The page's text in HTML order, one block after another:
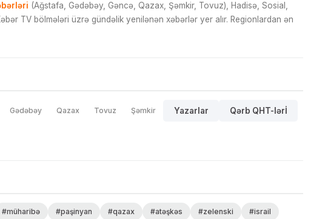
(Ağstafa, Gədəbəy, Gəncə, Qazax, Şəmkir, Tovuz), Hadisə, Sosial,
TV bölmələri üzrə gündəlik yenilənən xəbərlər yer alır. Regionlardan ən
Gədəbəy Qazax Tovuz Şəmkir Yazarlar Qərb QHT-lərİ
#müharibə #paşinyan #qazax #atəşkəs #zelenski #israil